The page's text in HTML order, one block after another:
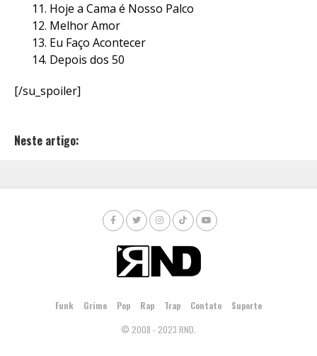
Hoje a Cama é Nosso Palco
Melhor Amor
Eu Faço Acontecer
Depois dos 50
[/su_spoiler]
Neste artigo:
Funk Grime Pop Rap Trap Contato
Suporte
© 2008 - 2023 RND.